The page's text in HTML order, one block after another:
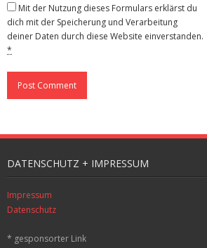
Mit der Nutzung dieses Formulars erklärst du
dich mit der Speicherung und Verarbeitung
deiner Daten durch diese Website einverstanden.
*
DATENSCHUTZ + IMPRESSUM
Impressum
Datenschutz
* gesponsorter Link